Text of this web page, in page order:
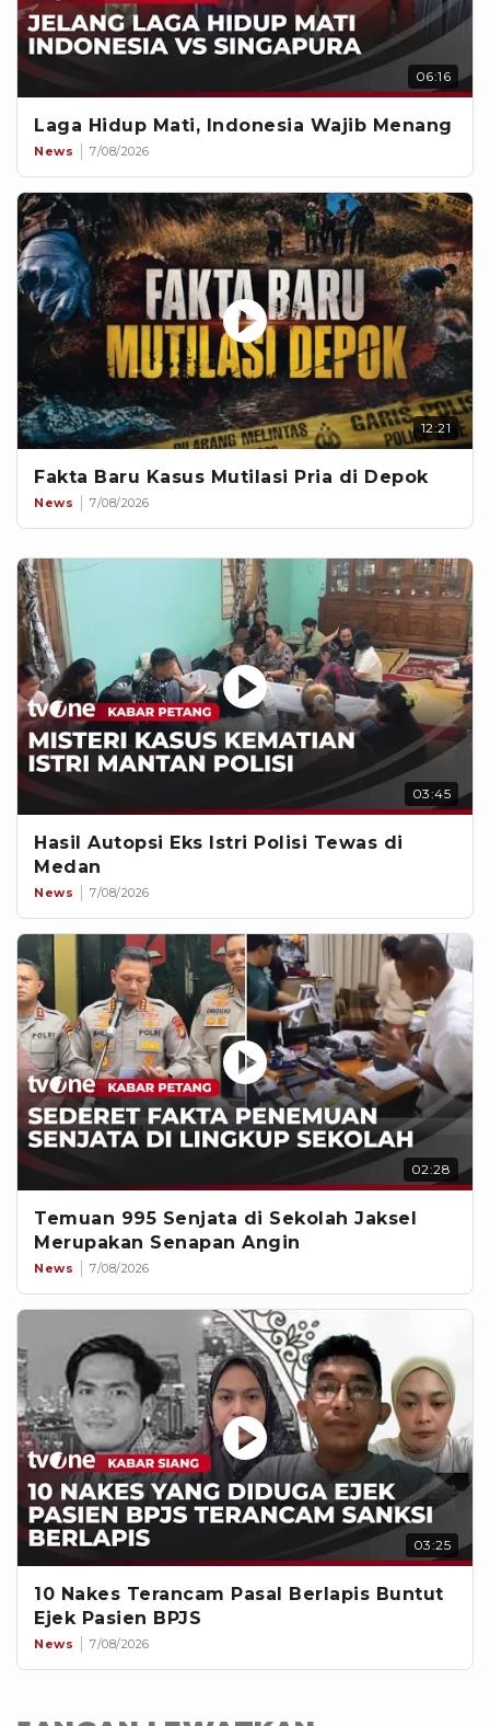
06:16
Laga Hidup Mati, Indonesia Wajib Menang
News 7/08/2026
12:21
Fakta Baru Kasus Mutilasi Pria di Depok
News 7/08/2026
03:45
Hasil Autopsi Eks Istri Polisi Tewas di
Medan
News 7/08/2026
02:28
Temuan 995 Senjata di Sekolah Jaksel
Merupakan Senapan Angin
News 7/08/2026
03:25
10 Nakes Terancam Pasal Berlapis Buntut
Ejek Pasien BPJS
News 7/08/2026